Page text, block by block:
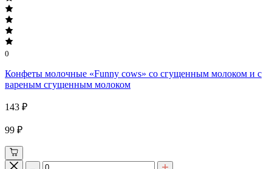
0
Конфеты молочные «Funny cows» со сгущенным молоком и с
вареным сгущенным молоком
143 ₽
99 ₽